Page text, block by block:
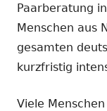
Paarberatung
Menschen aus
gesamten
kurzfristig
Viele